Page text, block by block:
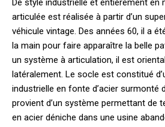
De style industrielle et entièrement en
articulée est réalisée à partir d’un
véhicule vintage. Des années 60, il a
la main pour faire apparaître la belle
un système à articulation, il est
latéralement. Le socle est constitué
industrielle en fonte d’acier surmonté
provient d’un système permettant de
en acier déniche dans une usine